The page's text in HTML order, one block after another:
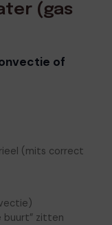
(gas
of
(mits correct
buurt” zitten